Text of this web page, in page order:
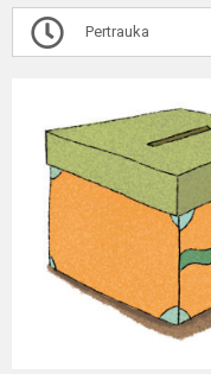
Pertrauka